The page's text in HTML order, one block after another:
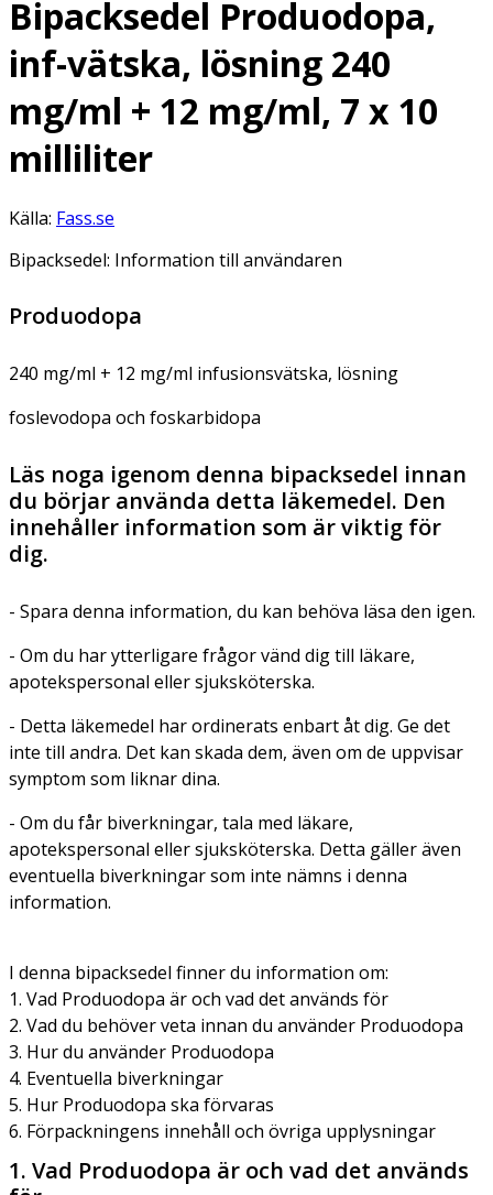
Bipacksedel Produodopa,
inf-vätska, lösning 240
mg/ml + 12 mg/ml, 7 x 10
milliliter
Källa: Fass.se
Bipacksedel: Information till användaren
Produodopa
240 mg/ml + 12 mg/ml infusionsvätska, lösning
foslevodopa och foskarbidopa
Läs noga igenom denna bipacksedel innan
du börjar använda detta läkemedel. Den
innehåller information som är viktig för
dig.
- Spara denna information, du kan behöva läsa den igen.
- Om du har ytterligare frågor vänd dig till läkare,
apotekspersonal eller sjuksköterska.
- Detta läkemedel har ordinerats enbart åt dig. Ge det
inte till andra. Det kan skada dem, även om de uppvisar
symptom som liknar dina.
- Om du får biverkningar, tala med läkare,
apotekspersonal eller sjuksköterska. Detta gäller även
eventuella biverkningar som inte nämns i denna
information.
I denna bipacksedel finner du information om:
1. Vad Produodopa är och vad det används för
2. Vad du behöver veta innan du använder Produodopa
3. Hur du använder Produodopa
4. Eventuella biverkningar
5. Hur Produodopa ska förvaras
6. Förpackningens innehåll och övriga upplysningar
1. Vad Produodopa är och vad det används